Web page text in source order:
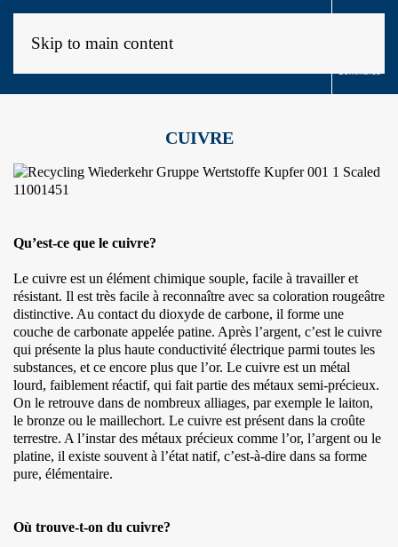
Skip to main content
CUIVRE
Qu’est-ce que le cuivre?
Le cuivre est un élément chimique souple, facile à travailler et
résistant. Il est très facile à reconnaître avec sa coloration rougeâtre
distinctive. Au contact du dioxyde de carbone, il forme une
couche de carbonate appelée patine. Après l’argent, c’est le cuivre
qui présente la plus haute conductivité électrique parmi toutes les
substances, et ce encore plus que l’or. Le cuivre est un métal
lourd, faiblement réactif, qui fait partie des métaux semi-précieux.
On le retrouve dans de nombreux alliages, par exemple le laiton,
le bronze ou le maillechort. Le cuivre est présent dans la croûte
terrestre. A l’instar des métaux précieux comme l’or, l’argent ou le
platine, il existe souvent à l’état natif, c’est-à-dire dans sa forme
pure, élémentaire.
Où trouve-t-on du cuivre?